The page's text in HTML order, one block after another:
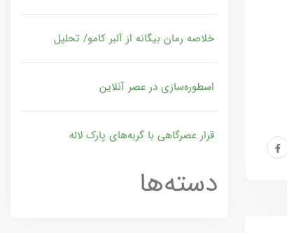
خلاصه رمان بیگانه از آلبر کامو/ تحلیل
اسطوره‌سازی در عصر آنلاین
قرار عصرگاهی با گربه‌های پارک لاله
دسته‌ها